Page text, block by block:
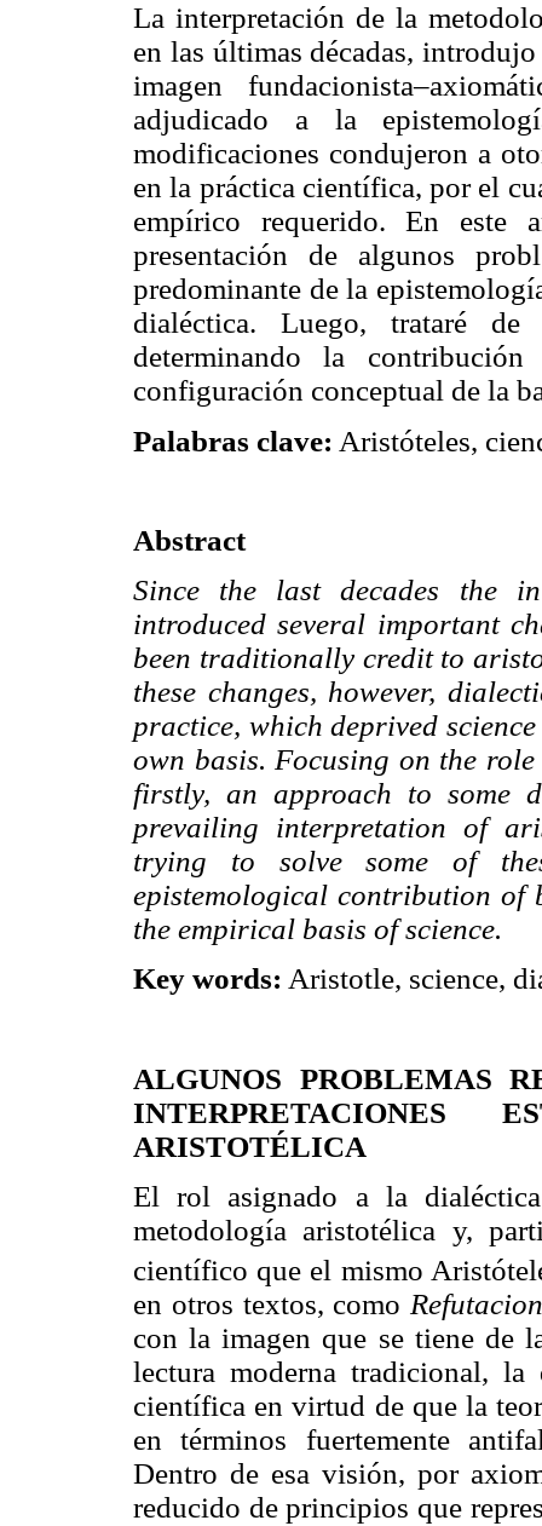
La interpretación de la
en las últimas décadas,
imagen
adjudicado a la
modificaciones condujeron a
en la práctica científica, por el
empírico requerido. En este
presentación de algunos
predominante de la
dialéctica. Luego, trataré de
determinando la
configuración conceptual de la
Palabras clave: Aristóteles,
Abstract
Since the last decades the
introduced several important
been traditionally credit to
these changes, however,
practice, which deprived
own basis. Focusing on the
firstly, an approach to some
prevailing interpretation of
trying to solve some of
epistemological contribution of
the empirical basis of science.
Key words: Aristotle, science,
ALGUNOS PROBLEMAS
ARISTOTÉLICA
El rol asignado a la
metodología aristotélica y,
científico que el mismo
en otros textos, como
con la imagen que se tiene de
lectura moderna tradicional,
científica en virtud de que la
en términos fuertemente
Dentro de esa visión, por
reducido de principios que